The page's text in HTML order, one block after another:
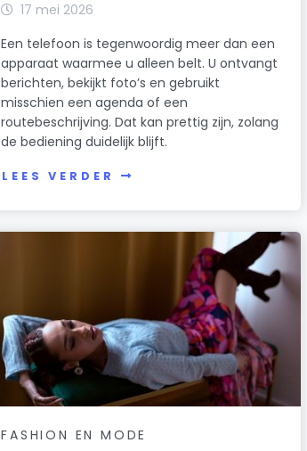
17 mei 2026
Een telefoon is tegenwoordig meer dan een
apparaat waarmee u alleen belt. U ontvangt
berichten, bekijkt foto’s en gebruikt
misschien een agenda of een
routebeschrijving. Dat kan prettig zijn, zolang
de bediening duidelijk blijft.
LEES VERDER
FASHION EN MODE